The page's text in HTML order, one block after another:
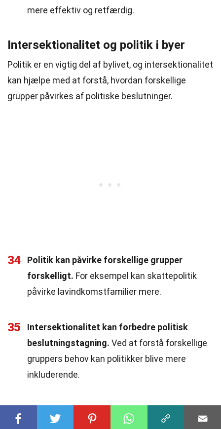
mere effektiv og retfærdig.
Intersektionalitet og politik i byer
Politik er en vigtig del af bylivet, og intersektionalitet
kan hjælpe med at forstå, hvordan forskellige
grupper påvirkes af politiske beslutninger.
34
Politik kan påvirke forskellige grupper
forskelligt. For eksempel kan skattepolitik
påvirke lavindkomstfamilier mere.
35
Intersektionalitet kan forbedre politisk
beslutningstagning. Ved at forstå forskellige
gruppers behov kan politikker blive mere
inkluderende.
36
tilgang.
Ved at tage højde for forskellige